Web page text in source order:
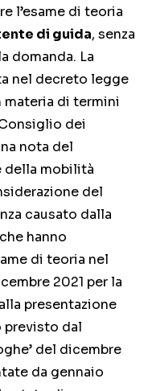
l’esame di teoria
di guida, senza
domanda. La
nel decreto legge
materia di termini
dei
nota del
della mobilità
del
causato dalla
hanno
di teoria nel
2021 per la
presentazione
previsto dal
del dicembre
da gennaio